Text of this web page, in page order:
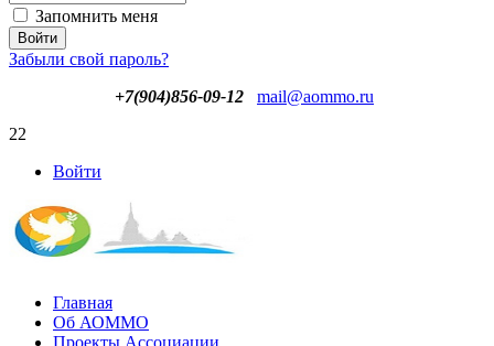
Запомнить меня
Забыли свой пароль?
+7(904)856-09-12
mail@aommo.ru
22
Войти
Главная
Об АОММО
Проекты Ассоциации